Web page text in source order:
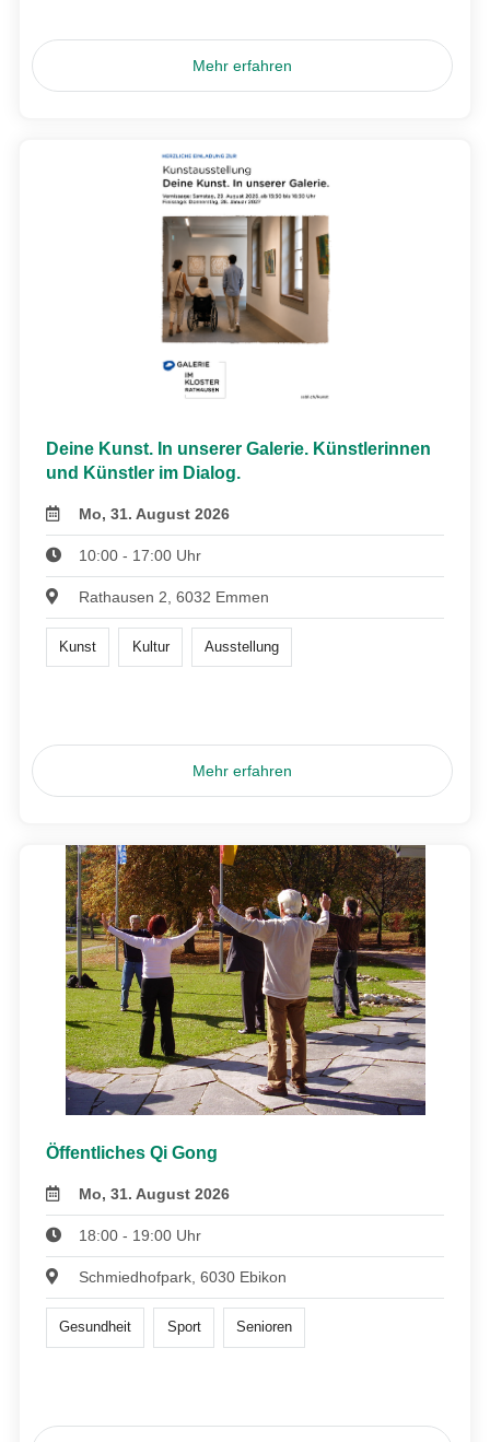
Mehr erfahren
Deine Kunst. In unserer Galerie. Künstlerinnen
und Künstler im Dialog.
Mo, 31. August 2026
10:00 - 17:00 Uhr
Rathausen 2, 6032 Emmen
Kunst Kultur Ausstellung
Mehr erfahren
Öffentliches Qi Gong
Mo, 31. August 2026
18:00 - 19:00 Uhr
Schmiedhofpark, 6030 Ebikon
Gesundheit Sport Senioren